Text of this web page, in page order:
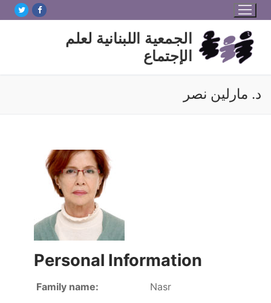
التجاوز
إلى
المحتوى
الجمعية اللبنانية لعلم
الإجتماع
د. مارلين نصر
Personal Information
Family name: Nasr